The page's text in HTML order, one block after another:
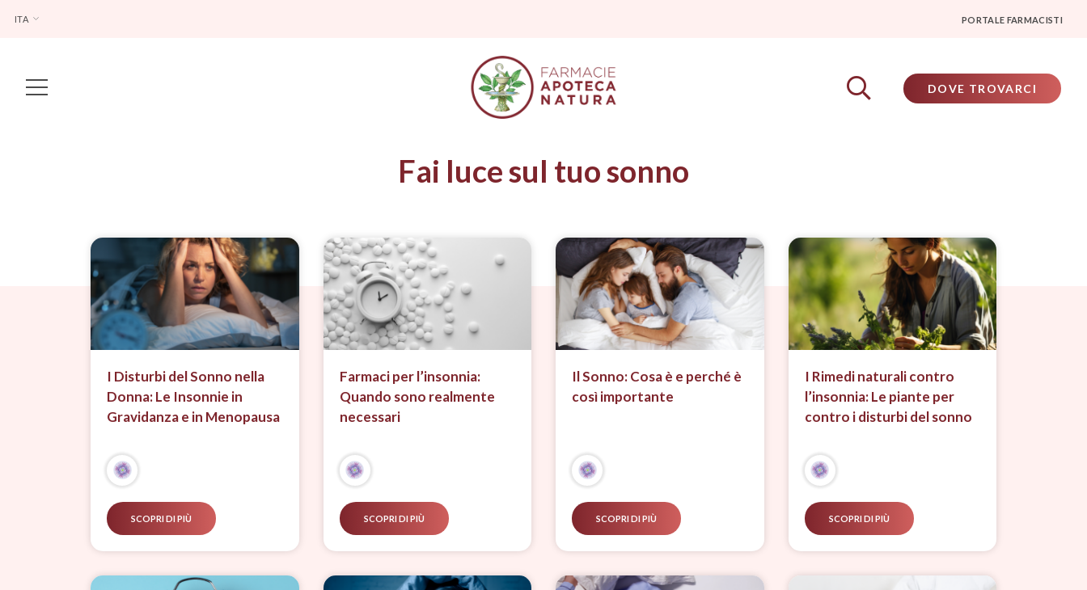
ITA PORTALE FARMACISTI
Main Navigation DOVE TROVARCI
Fai luce sul tuo sonno
I Disturbi del Sonno nella
Donna: Le Insonnie in
Gravidanza e in Menopausa
SCOPRI DI PIÙ
Farmaci per l’insonnia:
Quando sono realmente
necessari
SCOPRI DI PIÙ
Il Sonno: Cosa è e perché è
così importante
SCOPRI DI PIÙ
I Rimedi naturali contro
l’insonnia: Le piante per
contro i disturbi del sonno
SCOPRI DI PIÙ